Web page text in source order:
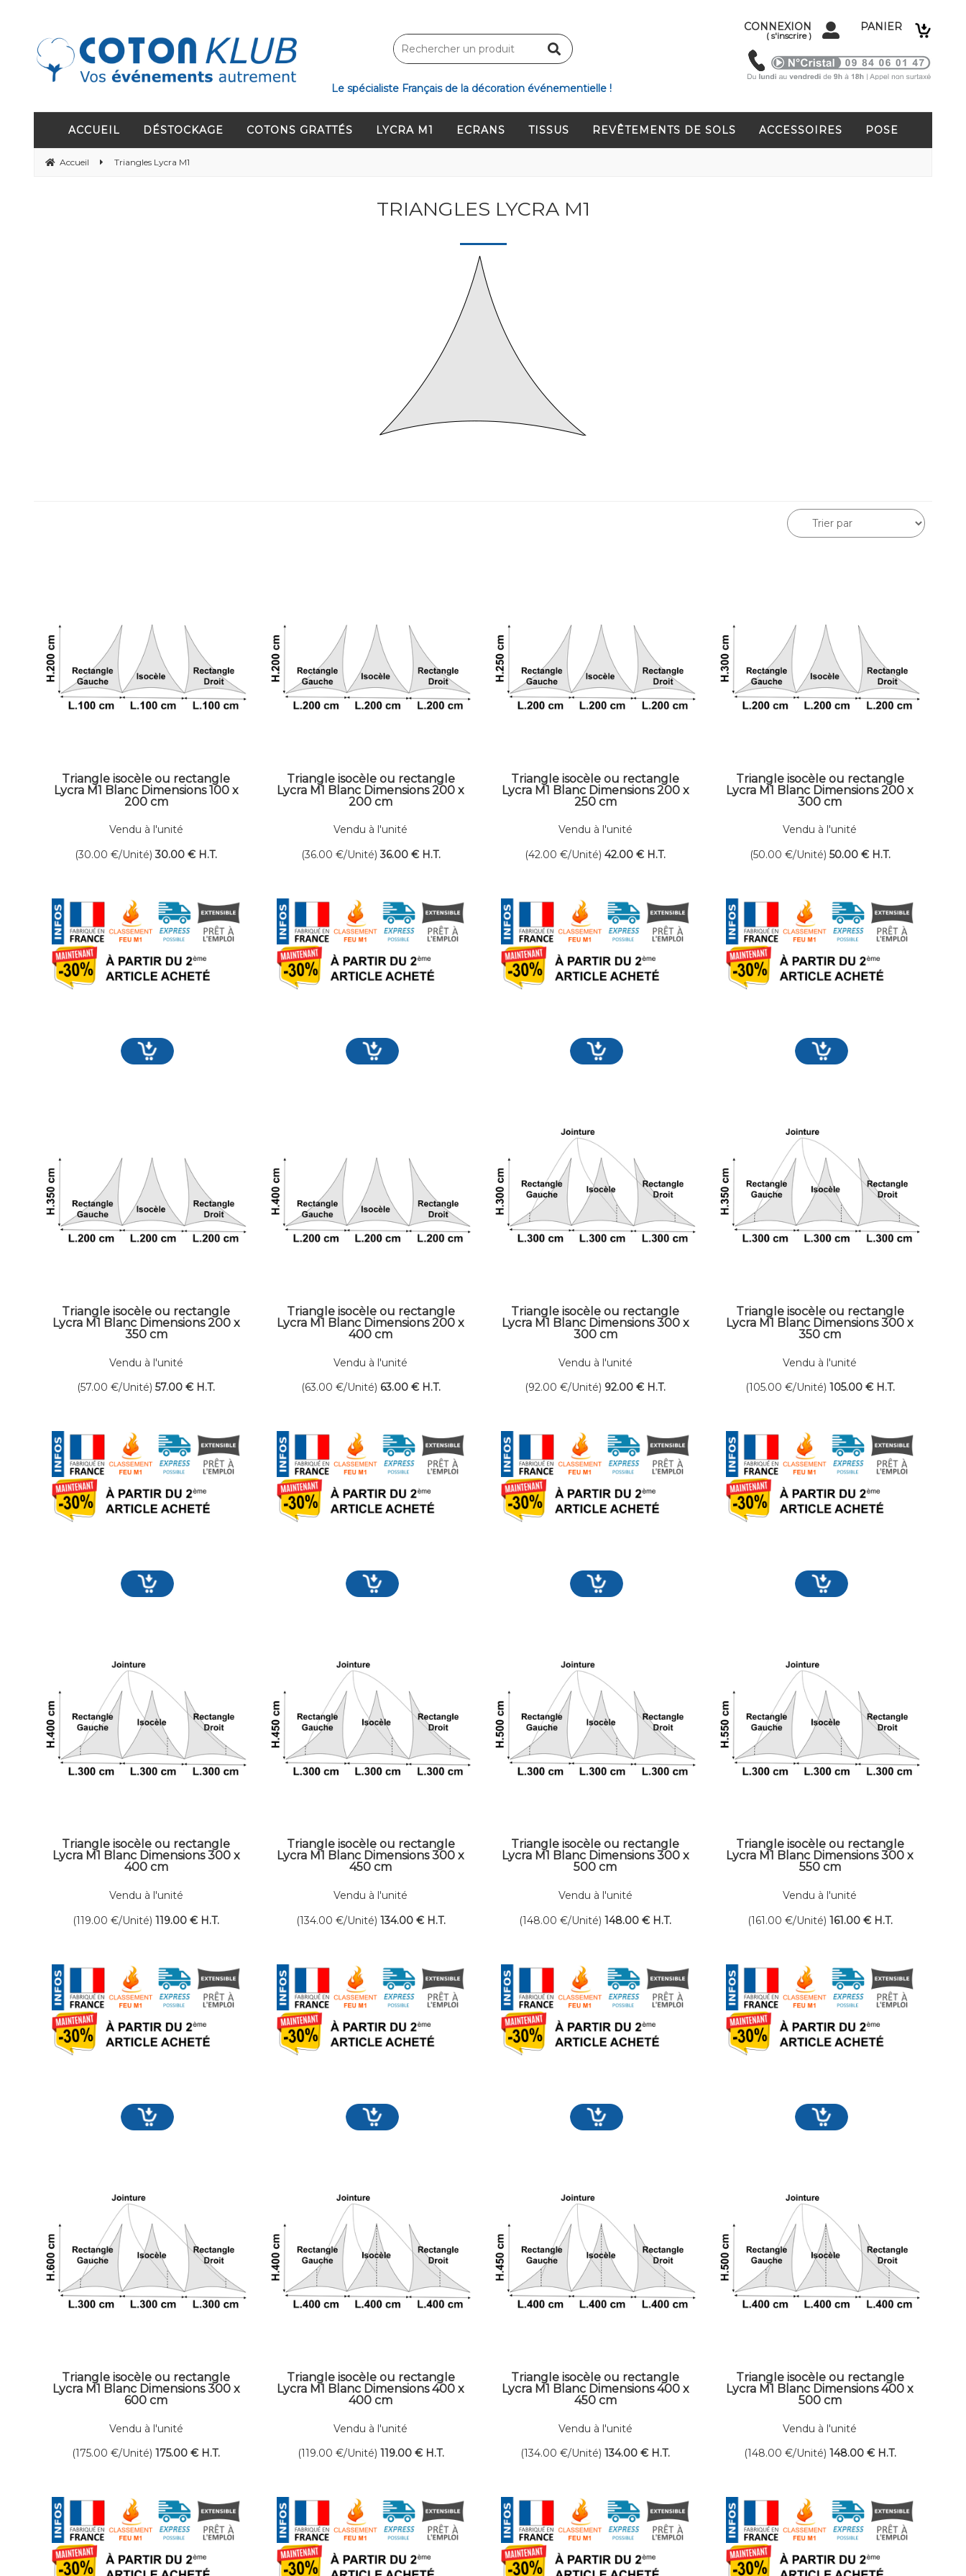
Le spécialiste Français de la décoration événementielle !
CONNEXION
( s'inscrire )
PANIER
ACCUEIL DÉSTOCKAGE COTONS GRATTÉS LYCRA M1 ECRANS TISSUS REVÊTEMENTS DE SOLS ACCESSOIRES POSE
Accueil Triangles Lycra M1
TRIANGLES LYCRA M1
Triangle isocèle ou rectangle
Lycra M1 Blanc Dimensions 100 x
200 cm
Vendu à l'unité
(30.00€/Unité) 30.00 € H.T.
Triangle isocèle ou rectangle
Lycra M1 Blanc Dimensions 200 x
200 cm
Vendu à l'unité
(36.00 €/Unité) 36.00 € H.T.
Triangle isocèle ou rectangle
Lycra M1 Blanc Dimensions 200 x
250 cm
Vendu à l'unité
(42.00€/Unité) 42.00 € H.T.
Triangle isocèle ou rectangle
Lycra M1 Blanc Dimensions 200 x
300 cm
Vendu à l'unité
(50.00 €/Unité) 50.00 € H.T.
Triangle isocèle ou rectangle
Lycra M1 Blanc Dimensions 200 x
350 cm
Vendu à l'unité
(57.00€/Unité) 57.00 € H.T.
Triangle isocèle ou rectangle
Lycra M1 Blanc Dimensions 200 x
400 cm
Vendu à l'unité
(63.00 €/Unité) 63.00 € H.T.
Triangle isocèle ou rectangle
Lycra M1 Blanc Dimensions 300 x
300 cm
Vendu à l'unité
(92.00€/Unité) 92.00 € H.T.
Triangle isocèle ou rectangle
Lycra M1 Blanc Dimensions 300 x
350 cm
Vendu à l'unité
(105.00 €/Unité) 105.00 € H.T.
Triangle isocèle ou rectangle
Lycra M1 Blanc Dimensions 300 x
400 cm
Vendu à l'unité
(119.00€/Unité) 119.00 € H.T.
Triangle isocèle ou rectangle
Lycra M1 Blanc Dimensions 300 x
450 cm
Vendu à l'unité
(134.00 €/Unité) 134.00 € H.T.
Triangle isocèle ou rectangle
Lycra M1 Blanc Dimensions 300 x
500 cm
Vendu à l'unité
(148.00€/Unité) 148.00 € H.T.
Triangle isocèle ou rectangle
Lycra M1 Blanc Dimensions 300 x
550 cm
Vendu à l'unité
(161.00 €/Unité) 161.00 € H.T.
Triangle isocèle ou rectangle
Lycra M1 Blanc Dimensions 300 x
600 cm
Vendu à l'unité
(175.00€/Unité) 175.00 € H.T.
Triangle isocèle ou rectangle
Lycra M1 Blanc Dimensions 400 x
400 cm
Vendu à l'unité
(119.00 €/Unité) 119.00 € H.T.
Triangle isocèle ou rectangle
Lycra M1 Blanc Dimensions 400 x
450 cm
Vendu à l'unité
(134.00€/Unité) 134.00 € H.T.
Triangle isocèle ou rectangle
Lycra M1 Blanc Dimensions 400 x
500 cm
Vendu à l'unité
(148.00 €/Unité) 148.00 € H.T.